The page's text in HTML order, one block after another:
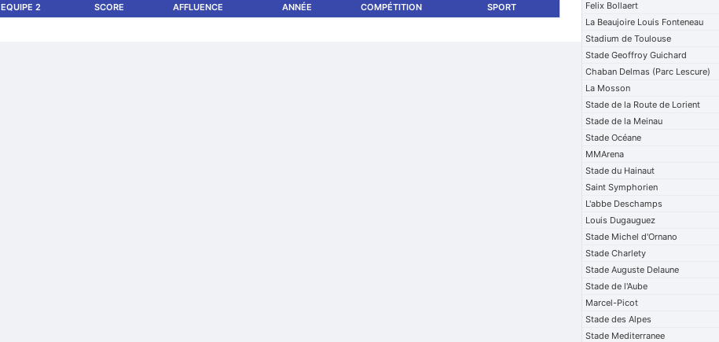
EQUIPE 2 SCORE AFFLUENCE ANNÉE COMPÉTITION SPORT
Felix Bollaert
La Beaujoire Louis Fonteneau
Stadium de Toulouse
Stade Geoffroy Guichard
Chaban Delmas (Parc Lescure)
La Mosson
Stade de la Route de Lorient
Stade de la Meinau
Stade Océane
MMArena
Stade du Hainaut
Saint Symphorien
L'abbe Deschamps
Louis Dugauguez
Stade Michel d'Ornano
Stade Charlety
Stade Auguste Delaune
Stade de l'Aube
Marcel-Picot
Stade des Alpes
Stade Mediterranee